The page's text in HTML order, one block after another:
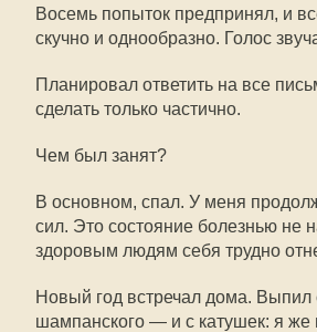
Восемь попыток предпринял, и
скучно и однообразно. Голос
Планировал ответить на все
сделать только частично.
Чем был занят?
В основном, спал. У меня
сил. Это состояние болезнью не
здоровым людям себя трудно
Новый год встречал дома. Выпил
шампанского — и с катушек: я